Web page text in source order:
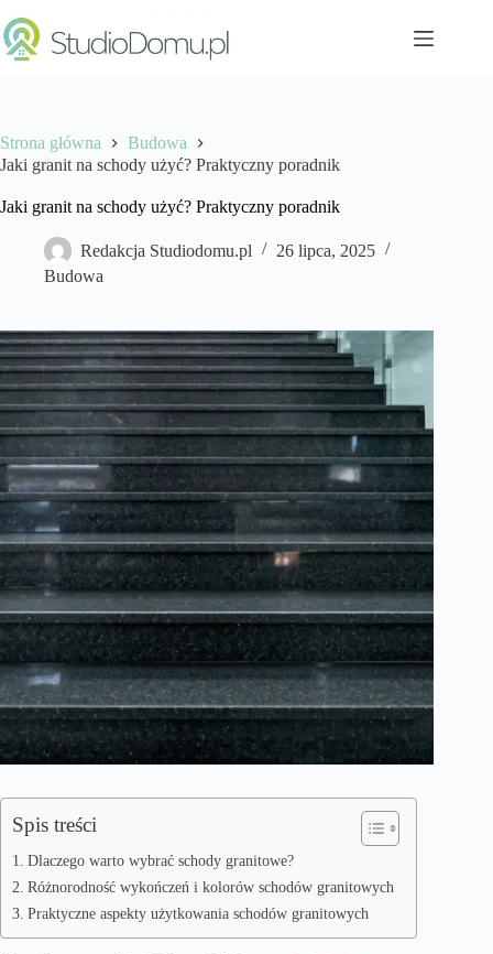
do
treści
Strona główna
Budowa
Jaki granit na schody użyć? Praktyczny poradnik
Jaki granit na schody użyć? Praktyczny poradnik
Redakcja Studiodomu.pl
26 lipca, 2025
Budowa
Spis treści
Dlaczego warto wybrać schody granitowe?
Różnorodność wykończeń i kolorów schodów granitowych
Praktyczne aspekty użytkowania schodów granitowych